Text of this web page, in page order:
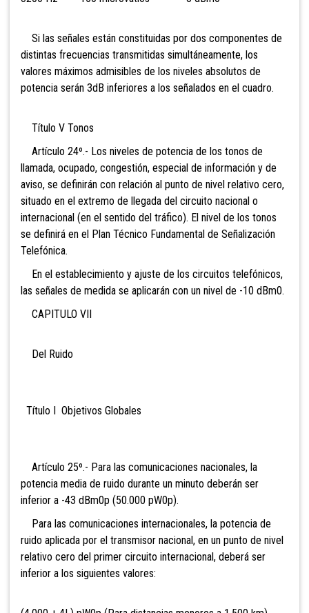
Si las señales están constituidas por dos componentes de
distintas frecuencias transmitidas simultáneamente, los
valores máximos admisibles de los niveles absolutos de
potencia serán 3dB inferiores a los señalados en el cuadro.
Título V Tonos
Artículo 24º.- Los niveles de potencia de los tonos de
llamada, ocupado, congestión, especial de información y de
aviso, se definirán con relación al punto de nivel relativo cero,
situado en el extremo de llegada del circuito nacional o
internacional (en el sentido del tráfico). El nivel de los tonos
se definirá en el Plan Técnico Fundamental de Señalización
Telefónica.
En el establecimiento y ajuste de los circuitos telefónicos,
las señales de medida se aplicarán con un nivel de -10 dBm0.
CAPITULO VII
Del Ruido
Título I Objetivos Globales
Artículo 25º.- Para las comunicaciones nacionales, la
potencia media de ruido durante un minuto deberán ser
inferior a -43 dBm0p (50.000 pW0p).
Para las comunicaciones internacionales, la potencia de
ruido aplicada por el transmisor nacional, en un punto de nivel
relativo cero del primer circuito internacional, deberá ser
inferior a los siguientes valores: